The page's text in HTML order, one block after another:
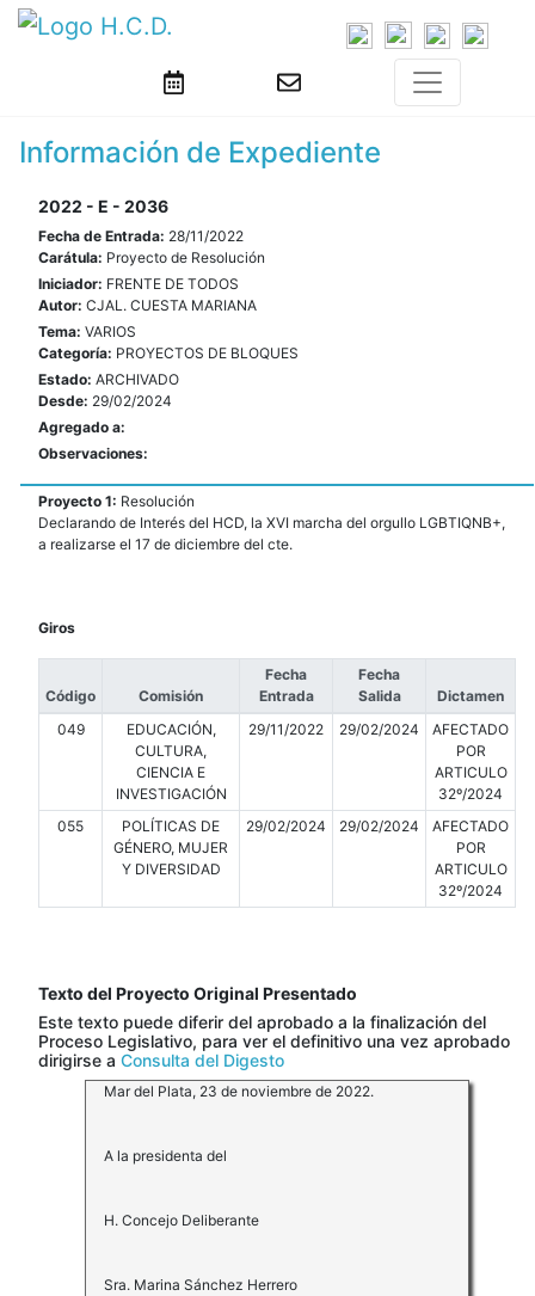
Información de Expediente
2022 - E - 2036
Fecha de Entrada: 28/11/2022
Carátula: Proyecto de Resolución
Iniciador: FRENTE DE TODOS
Autor: CJAL. CUESTA MARIANA
Tema: VARIOS
Categoría: PROYECTOS DE BLOQUES
Estado: ARCHIVADO
Desde: 29/02/2024
Agregado a:
Observaciones:
Proyecto 1: Resolución
Declarando de Interés del HCD, la XVI marcha del orgullo LGBTIQNB+,
a realizarse el 17 de diciembre del cte.
Giros
Código Comisión
Fecha
Entrada
Fecha
Salida
Dictamen
049
EDUCACIÓN,
CULTURA,
CIENCIA E
INVESTIGACIÓN
29/11/2022 29/02/2024
AFECTADO
POR
ARTICULO
32º/2024
055
POLÍTICAS DE
GÉNERO, MUJER
Y DIVERSIDAD
29/02/2024 29/02/2024
AFECTADO
POR
ARTICULO
32º/2024
Texto del Proyecto Original Presentado
Este texto puede diferir del aprobado a la finalización del
Proceso Legislativo, para ver el definitivo una vez aprobado
dirigirse a Consulta del Digesto
Mar del Plata, 23 de noviembre de 2022.
A la presidenta del
H. Concejo Deliberante
Sra. Marina Sánchez Herrero